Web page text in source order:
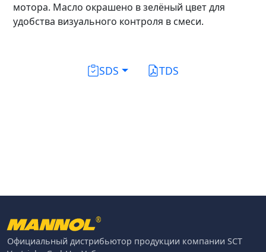
мотора. Масло окрашено в зелёный цвет для
удобства визуального контроля в смеси.
SDS TDS
®
Официальный дистрибьютор продукции компании SCT